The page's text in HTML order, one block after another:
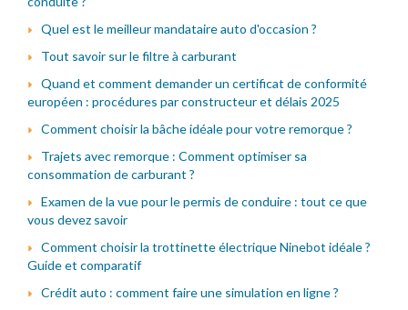
Quel est le meilleur mandataire auto d'occasion ?
Tout savoir sur le filtre à carburant
Quand et comment demander un certificat de conformité
européen : procédures par constructeur et délais 2025
Comment choisir la bâche idéale pour votre remorque ?
Trajets avec remorque : Comment optimiser sa
consommation de carburant ?
Examen de la vue pour le permis de conduire : tout ce que
vous devez savoir
Comment choisir la trottinette électrique Ninebot idéale ?
Guide et comparatif
Crédit auto : comment faire une simulation en ligne ?